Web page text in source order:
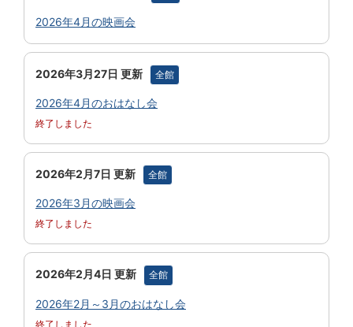
2026年4月の映画会
2026年3月27日 更新 全館
2026年4月のおはなし会
終了しました
2026年2月7日 更新 全館
2026年3月の映画会
終了しました
2026年2月4日 更新 全館
2026年2月～3月のおはなし会
終了しました